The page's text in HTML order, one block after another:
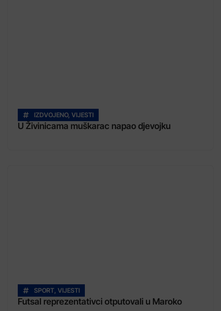
IZDVOJENO, VIJESTI
U Živinicama muškarac napao djevojku
SPORT VIJESTI
Futsal reprezentativci otputovali u Maroko